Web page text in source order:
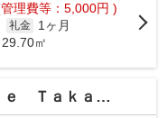
理費等：5,000円 )
礼金
1ヶ月
㎡
Ｔａｋａｙａ